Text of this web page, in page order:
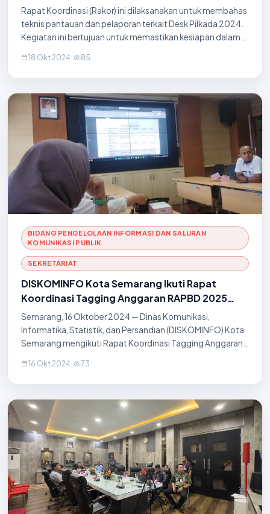
Rapat Koordinasi (Rakor) ini dilaksanakan untuk membahas
teknis pantauan dan pelaporan terkait Desk Pilkada 2024.
Kegiatan ini bertujuan untuk memastikan kesiapan dalam
Pilkada 2024, agar proses berjalan aman
18 Okt 2024 · 85
BIDANG PENGELOLAAN INFORMASI DAN SALURAN
KOMUNIKASI PUBLIK
SEKRETARIAT
DISKOMINFO Kota Semarang Ikuti Rapat
Koordinasi Tagging Anggaran RAPBD 2025
Rumpun Infrastruktur
Semarang, 16 Oktober 2024 — Dinas Komunikasi,
Informatika, Statistik, dan Persandian (DISKOMINFO) Kota
Semarang mengikuti Rapat Koordinasi Tagging Anggaran
(RAPBD) Tahun Anggaran 2025 untuk rumpun infrastrukt
16 Okt 2024 · 73